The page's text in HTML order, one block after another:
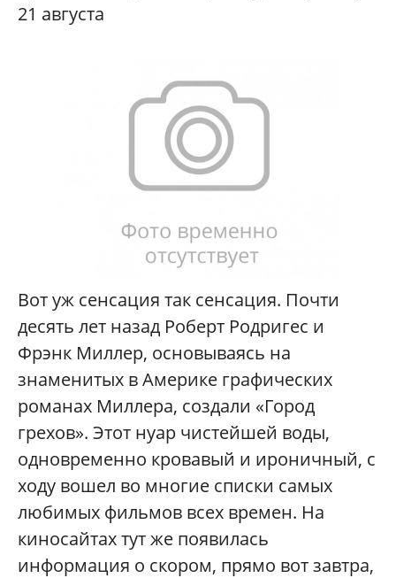
21 августа
Вот уж сенсация так сенсация. Почти
десять лет назад Роберт Родригес и
Фрэнк Миллер, основываясь на
знаменитых в Америке графических
романах Миллера, создали «Город
грехов». Этот нуар чистейшей воды,
одновременно кровавый и ироничный, с
ходу вошел во многие списки самых
любимых фильмов всех времен. На
киносайтах тут же появилась
информация о скором, прямо вот завтра,